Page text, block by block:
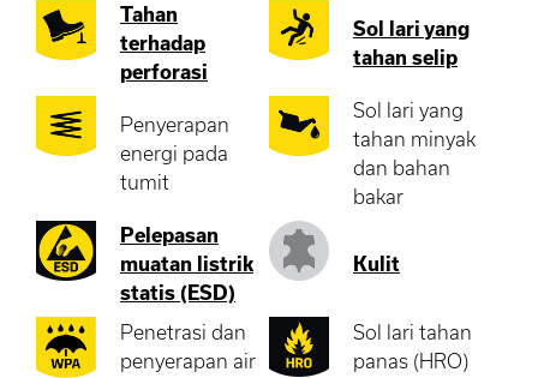
Tahan
terhadap
perforasi
Sol lari yang
tahan selip
Penyerapan
energi pada
tumit
Sol lari yang
tahan minyak
dan bahan
bakar
Pelepasan
muatan listrik
statis (ESD)
Kulit
Penetrasi dan
penyerapan air
Sol lari tahan
panas (HRO)